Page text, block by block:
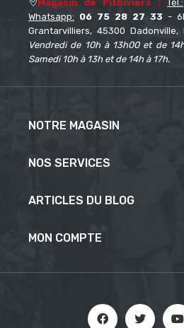
Magasin de Pithiviers : Tél.:
Whatsapp: 06 75 28 27 33 -
Grantarvilliers, 45300 Dadonville,
Vendredi de 10h à 13h00 et de
Samedi 10h à 13h et de 14h à 17h.
NOTRE MAGASIN
NOS SERVICES
ARTICLES DU BLOG
MON COMPTE